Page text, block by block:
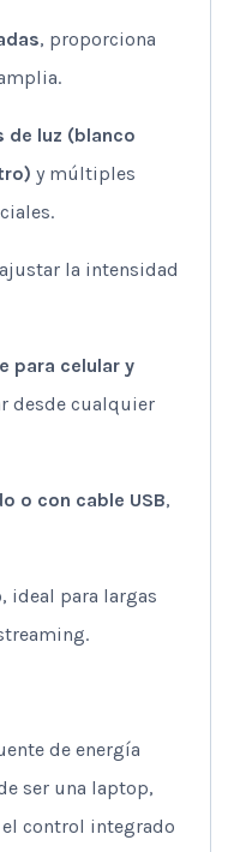
, proporciona
de luz (blanco
y múltiples
la intensidad
para celular y
desde cualquier
o con cable USB,
ideal para largas
de energía
ser una laptop,
el control integrado